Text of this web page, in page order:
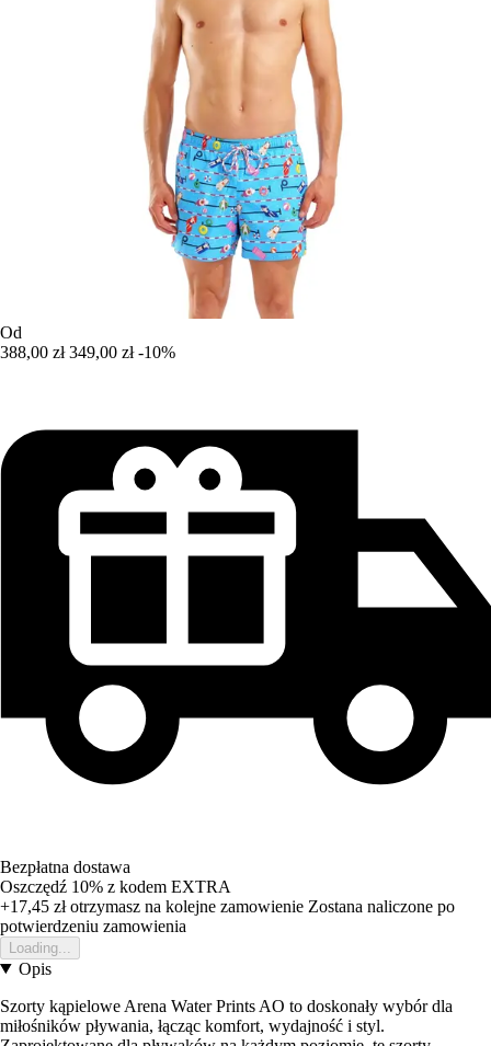
Od
388,00 zł 349,00 zł -10%
Bezpłatna dostawa
Oszczędź 10% z kodem EXTRA
+17,45 złotrzymasz na kolejne zamowienie Zostana naliczone po
potwierdzeniu zamowienia
Loading...
Opis
Szorty kąpielowe Arena Water Prints AO to doskonały wybór dla
miłośników pływania, łącząc komfort, wydajność i styl.